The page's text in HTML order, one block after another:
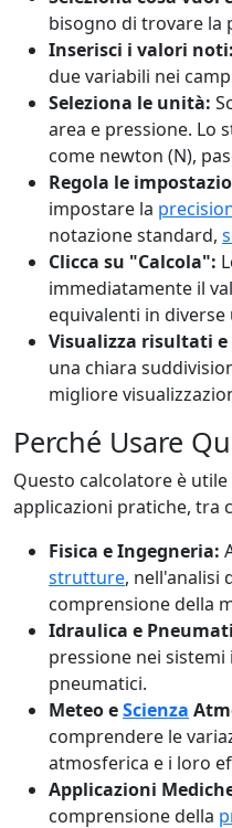
bisogno di trovare la
Inserisci i valori noti:
due variabili nei
Seleziona le unità:
area e pressione. Lo
come newton (N),
Regola le
impostare la
notazione standard,
Clicca su "Calcola":
immediatamente il
equivalenti in diverse
Visualizza risultati
una chiara
migliore
Perché Usare
Questo calcolatore è
applicazioni pratiche, tra
Fisica e Ingegneria:
strutture, nell'analisi
comprensione della
Idraulica e
pressione nei
pneumatici.
Meteo eScienza
comprendere le
atmosferica e i loro
Applicazioni
comprensione della